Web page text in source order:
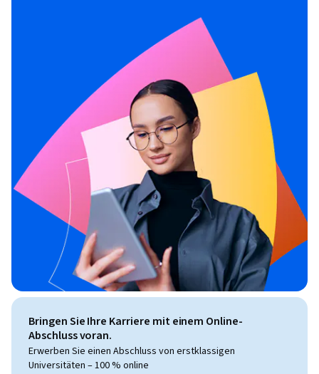
Bringen Sie Ihre Karriere mit einem Online-
Abschluss voran.
Erwerben Sie einen Abschluss von erstklassigen
Universitäten – 100 % online